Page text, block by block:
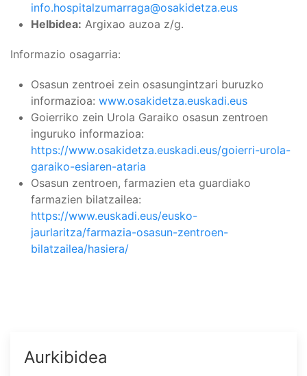
info.hospitalzumarraga@osakidetza.eus
Helbidea: Argixao auzoa z/g.
Informazio osagarria:
Osasun zentroei zein osasungintzari buruzko
informazioa: www.osakidetza.euskadi.eus
Goierriko zein Urola Garaiko osasun zentroen
inguruko informazioa:
https://www.osakidetza.euskadi.eus/goierri-urola-
garaiko-esiaren-ataria
Osasun zentroen, farmazien eta guardiako
farmazien bilatzailea:
https://www.euskadi.eus/eusko-
jaurlaritza/farmazia-osasun-zentroen-
bilatzailea/hasiera/
Aurkibidea